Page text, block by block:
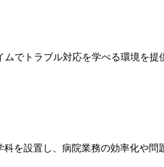
でトラブル対応を学べる環境を
を設置し、病院業務の効率化や問